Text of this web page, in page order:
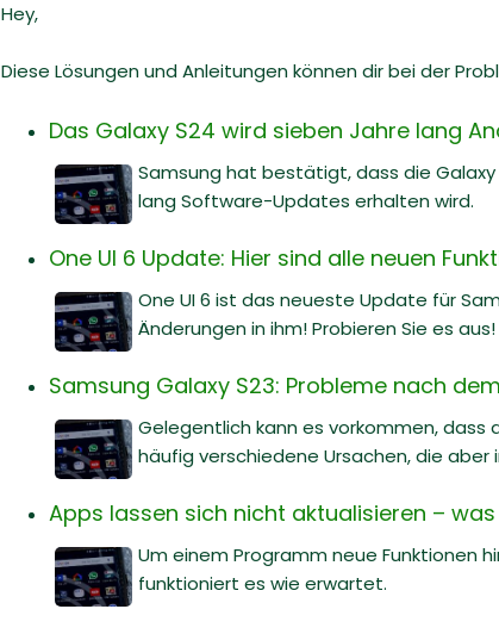
Hey,
Diese Lösungen und Anleitungen können dir bei der
Das Galaxy S24 wird sieben Jahre lang
Samsung hat bestätigt, dass die
lang Software-Updates erhalten wird.
One UI 6 Update: Hier sind alle neuen
One UI 6 ist das neueste Update für
Änderungen in ihm! Probieren Sie es aus!
Samsung Galaxy S23: Probleme nach
Gelegentlich kann es vorkommen, dass
häufig verschiedene Ursachen, die
Apps lassen sich nicht aktualisieren –
Um einem Programm neue Funktionen
funktioniert es wie erwartet.